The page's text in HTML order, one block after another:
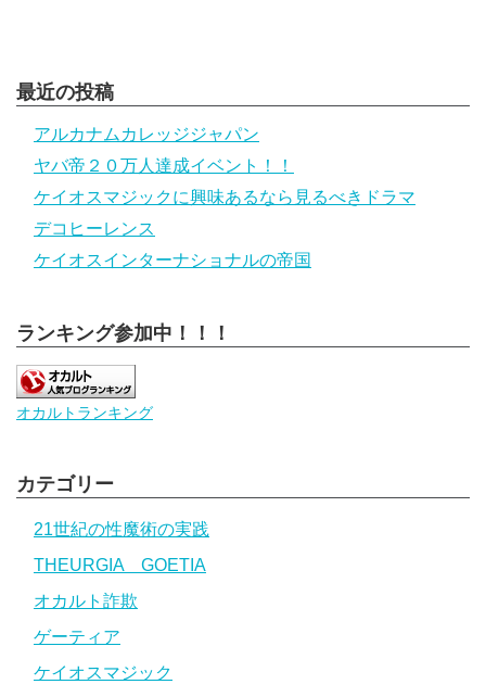
最近の投稿
アルカナムカレッジジャパン
ヤバ帝２０万人達成イベント！！
ケイオスマジックに興味あるなら見るべきドラマ
デコヒーレンス
ケイオスインターナショナルの帝国
ランキング参加中！！！
オカルトランキング
カテゴリー
21世紀の性魔術の実践
THEURGIA GOETIA
オカルト詐欺
ゲーティア
ケイオスマジック